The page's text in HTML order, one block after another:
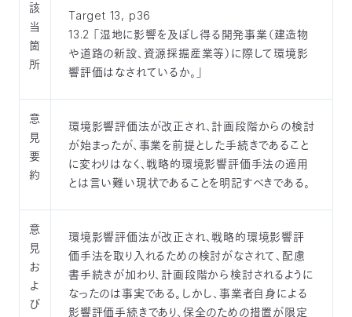
該
当
箇
所
Target 13, p36
13.2 「湿地に影響を及ぼし得る開発事業（建造物
や道路の新設、資源採掘産業等）に際して環境影
響評価はなされているか。」
意
見
要
約
環境影響評価法が改正され、計画段階からの検討
が始まったが、事業を前提とした手続きであること
に変わりはなく、戦略的環境影響評価手法の適用
とは言い難い現状であることを明記すべきである。
意
見
お
よ
び
環境影響評価法が改正され、戦略的環境影響評
価手法を取り入れるための検討がなされて、配慮
書手続きが加わり、計画段階から検討されるように
なったのは事実である。しかし、事業者自身による
影響評価手続きであり、保全のための措置が限定